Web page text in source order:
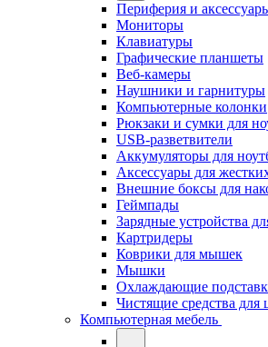
Периферия и
Мониторы
Клавиатуры
Графические планшеты
Веб-камеры
Наушники и гарнитуры
Компьютерные колонки
Рюкзаки и сумки для
USB-разветвители
Аккумуляторы для
Аксессуары для
Внешние боксы для
Геймпады
Зарядные устройства
Картридеры
Коврики для мышек
Мышки
Охлаждающие
Чистящие средства
Компьютерная мебель